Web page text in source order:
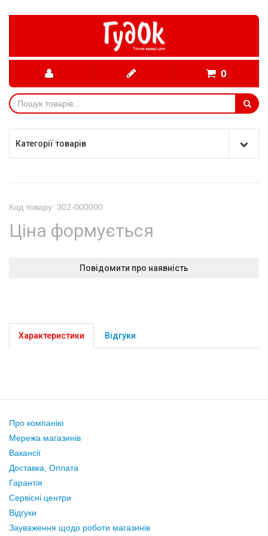
0
Категорії товарів
Код товару: 302-000000
Ціна формується
Повідомити про наявність
Характеристики Відгуки
Про компанію
Мережа магазинів
Вакансії
Доставка, Оплата
Гарантія
Сервісні центри
Відгуки
Зауваження щодо роботи магазинів